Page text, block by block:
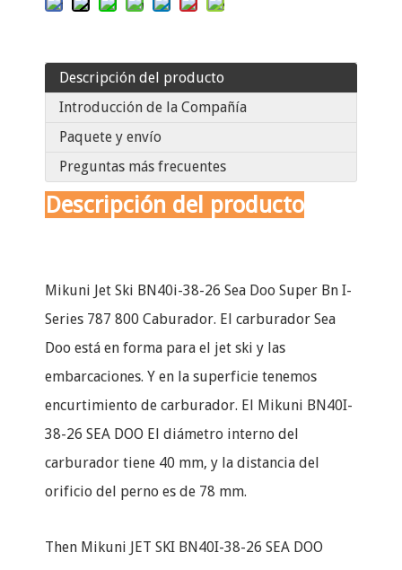
Descripción del producto
Introducción de la Compañía
Paquete y envío
Preguntas más frecuentes
Descripción del producto
Mikuni Jet Ski BN40i-38-26 Sea Doo Super Bn I-
Series 787 800 Caburador. El carburador Sea
Doo está en forma para el jet ski y las
embarcaciones. Y en la superficie tenemos
encurtimiento de carburador. El Mikuni BN40I-
38-26 SEA DOO El diámetro interno del
carburador tiene 40 mm, y la distancia del
orificio del perno es de 78 mm.
Then Mikuni JET SKI BN40I-38-26 SEA DOO